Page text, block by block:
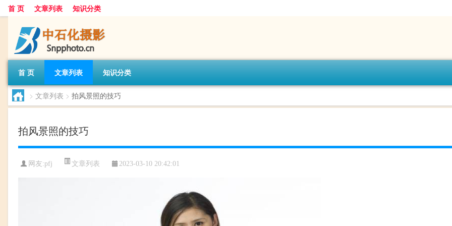
首 页 文章列表 知识分类
首 页 文章列表 知识分类
> 文章列表 > 拍风景照的技巧
拍风景照的技巧
网友:pfj 文章列表 2023-03-10 20:42:01